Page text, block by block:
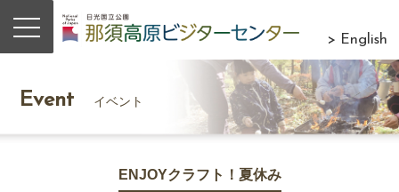
> English
Event イベント
ENJOYクラフト！夏休み